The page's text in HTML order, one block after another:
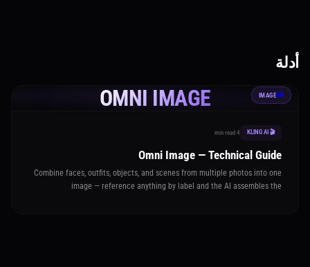
أدلة
OMNI IMAGE 🖼️
IMAGE
🎬 KLING AI
4 min read
Omni Image — Technical Guide
Combine faces, outfits, objects, and scenes from multiple photos into one
image — reference anything by label and the AI assembles the